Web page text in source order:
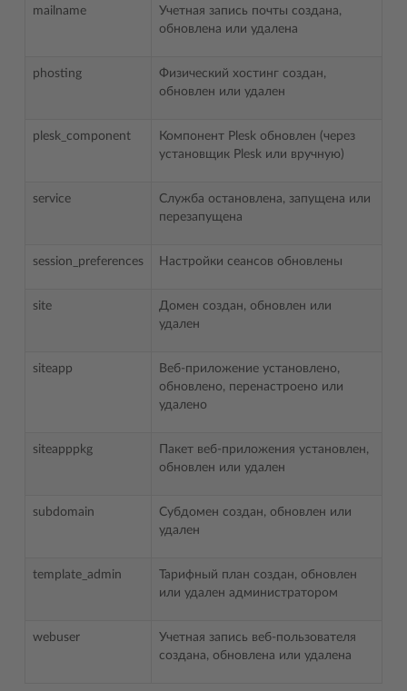
mailname
Учетная запись почты создана,
обновлена или удалена
phosting
Физический хостинг создан,
обновлен или удален
plesk_component
Компонент Plesk обновлен (через
установщик Plesk или вручную)
service
Служба остановлена, запущена или
перезапущена
session_preferences Настройки сеансов обновлены
site
Домен создан, обновлен или
удален
siteapp
Веб-приложение установлено,
обновлено, перенастроено или
удалено
siteapppkg
Пакет веб-приложения установлен,
обновлен или удален
subdomain
Субдомен создан, обновлен или
удален
template_admin
Тарифный план создан, обновлен
или удален администратором
webuser
Учетная запись веб-пользователя
создана, обновлена или удалена